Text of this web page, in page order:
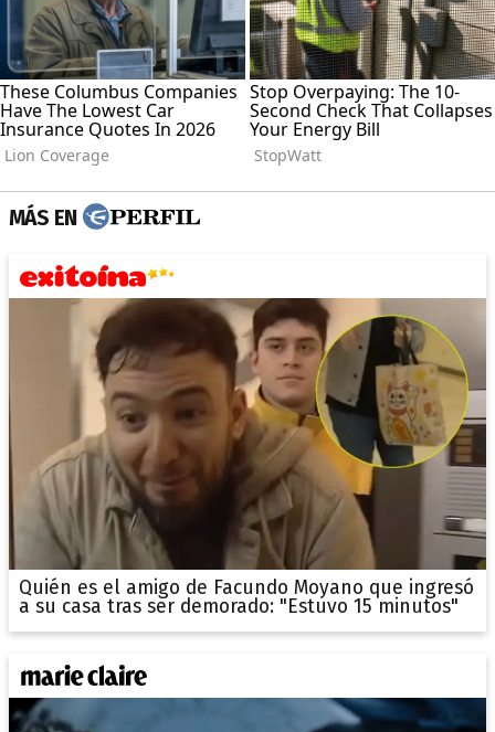
MÁS EN
Quién es el amigo de Facundo Moyano que ingresó
a su casa tras ser demorado: "Estuvo 15 minutos"